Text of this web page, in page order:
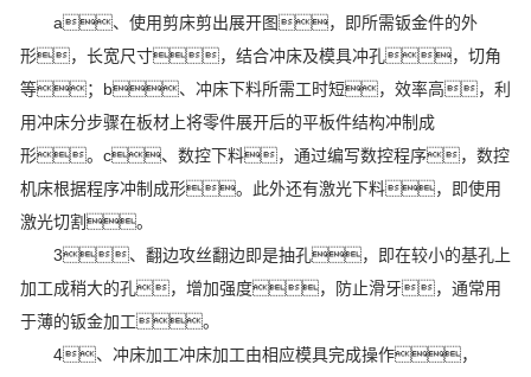
a、使用剪床剪出展开图，即所需钣金件的外
形，长宽尺寸，结合冲床及模具冲孔，切角
等；b、冲床下料所需工时短，效率高，利
用冲床分步骤在板材上将零件展开后的平板件结构冲制成
形。c、数控下料，通过编写数控程序，数控
机床根据程序冲制成形。此外还有激光下料，即使用
激光切割。
3、翻边攻丝翻边即是抽孔，即在较小的基孔上
加工成稍大的孔，增加强度，防止滑牙，通常用
于薄的钣金加工。
4、冲床加工冲床加工由相应模具完成操作，